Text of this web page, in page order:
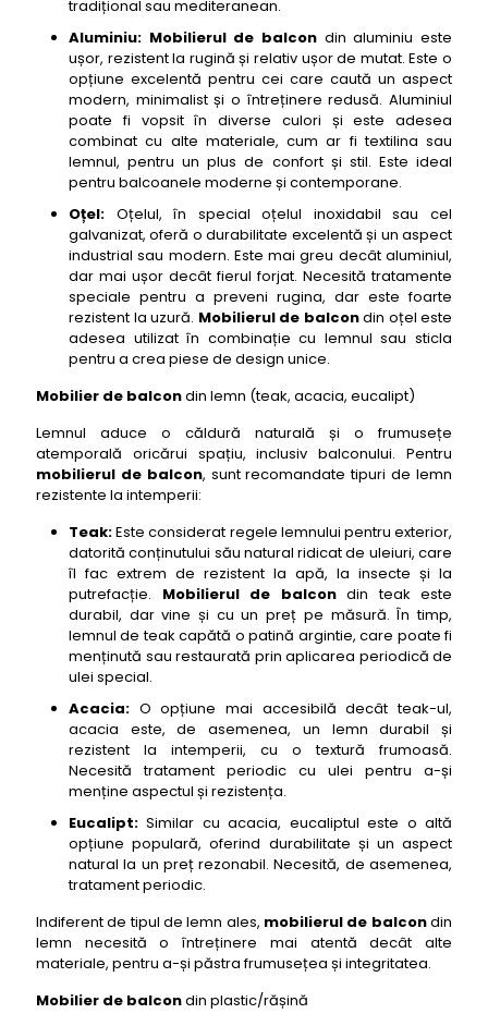
tradițional sau mediteranean.
Aluminiu: Mobilierul de balcon din aluminiu este
ușor, rezistent la rugină și relativ ușor de mutat. Este o
opțiune excelentă pentru cei care caută un aspect
modern, minimalist și o întreținere redusă. Aluminiul
poate fi vopsit în diverse culori și este adesea
combinat cu alte materiale, cum ar fi textilina sau
lemnul, pentru un plus de confort și stil. Este ideal
pentru balcoanele moderne și contemporane.
Oțel: Oțelul, în special oțelul inoxidabil sau cel
galvanizat, oferă o durabilitate excelentă și un aspect
industrial sau modern. Este mai greu decât aluminiul,
dar mai ușor decât fierul forjat. Necesită tratamente
speciale pentru a preveni rugina, dar este foarte
rezistent la uzură. Mobilierul de balcondin oțel este
adesea utilizat în combinație cu lemnul sau sticla
pentru a crea piese de design unice.
Mobilier de balcondin lemn (teak, acacia, eucalipt)
Lemnul aduce o căldură naturală și o frumusețe
atemporală oricărui spațiu, inclusiv balconului. Pentru
mobilierul de balcon, sunt recomandate tipuri de lemn
rezistente la intemperii:
Teak:Este considerat regele lemnului pentru exterior,
datorită conținutului său natural ridicat de uleiuri, care
îl fac extrem de rezistent la apă, la insecte și la
putrefacție. Mobilierul de balcondin teak este
durabil, dar vine și cu un preț pe măsură. În timp,
lemnul de teak capătă o patină argintie, care poate fi
menținută sau restaurată prin aplicarea periodică de
ulei special.
Acacia: O opțiune mai accesibilă decât teak-ul,
acacia este, de asemenea, un lemn durabil și
rezistent la intemperii, cu o textură frumoasă.
Necesită tratament periodic cu ulei pentru a-și
menține aspectul și rezistența.
Eucalipt: Similar cu acacia, eucaliptul este o altă
opțiune populară, oferind durabilitate și un aspect
natural la un preț rezonabil. Necesită, de asemenea,
tratament periodic.
Indiferent de tipul de lemn ales, mobilierul de balcondin
lemn necesită o întreținere mai atentă decât alte
materiale, pentru a-și păstra frumusețea și integritatea.
Mobilier de balcondin plastic/rășină